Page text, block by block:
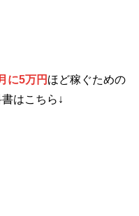
に5万円 ほど稼ぐための
はこちら↓